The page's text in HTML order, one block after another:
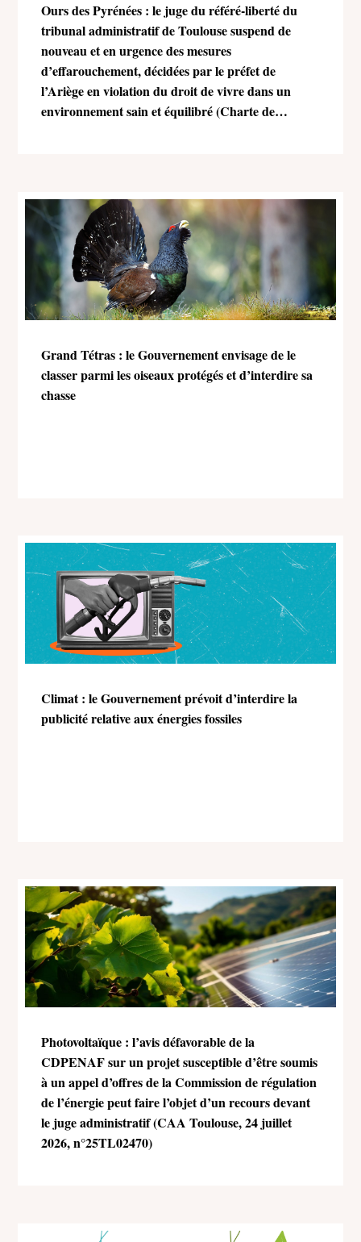
Ours des Pyrénées : le juge du référé-liberté du
tribunal administratif de Toulouse suspend de
nouveau et en urgence des mesures
d’effarouchement, décidées par le préfet de
l’Ariège en violation du droit de vivre dans un
environnement sain et équilibré (Charte de
Grand Tétras : le Gouvernement envisage de le
classer parmi les oiseaux protégés et d’interdire sa
chasse
Climat : le Gouvernement prévoit d’interdire la
publicité relative aux énergies fossiles
Photovoltaïque : l’avis défavorable de la
CDPENAF sur un projet susceptible d’être soumis
à un appel d’offres de la Commission de régulation
de l’énergie peut faire l’objet d’un recours devant
le juge administratif (CAA Toulouse, 24 juillet
2026, n°25TL02470)